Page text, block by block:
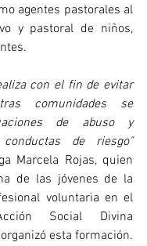
agentes pastorales al
y pastoral de niños,
con el fin de evitar
comunidades se
de abuso y
de riesgo"
Marcela Rojas, quien
de las jóvenes de la
voluntaria en el
Social Divina
esta formación.